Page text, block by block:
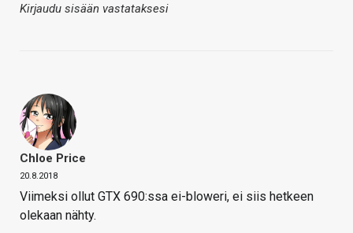
Kirjaudu sisään vastataksesi
Chloe Price
20.8.2018
Viimeksi ollut GTX 690:ssa ei-bloweri, ei siis hetkeen
olekaan nähty.